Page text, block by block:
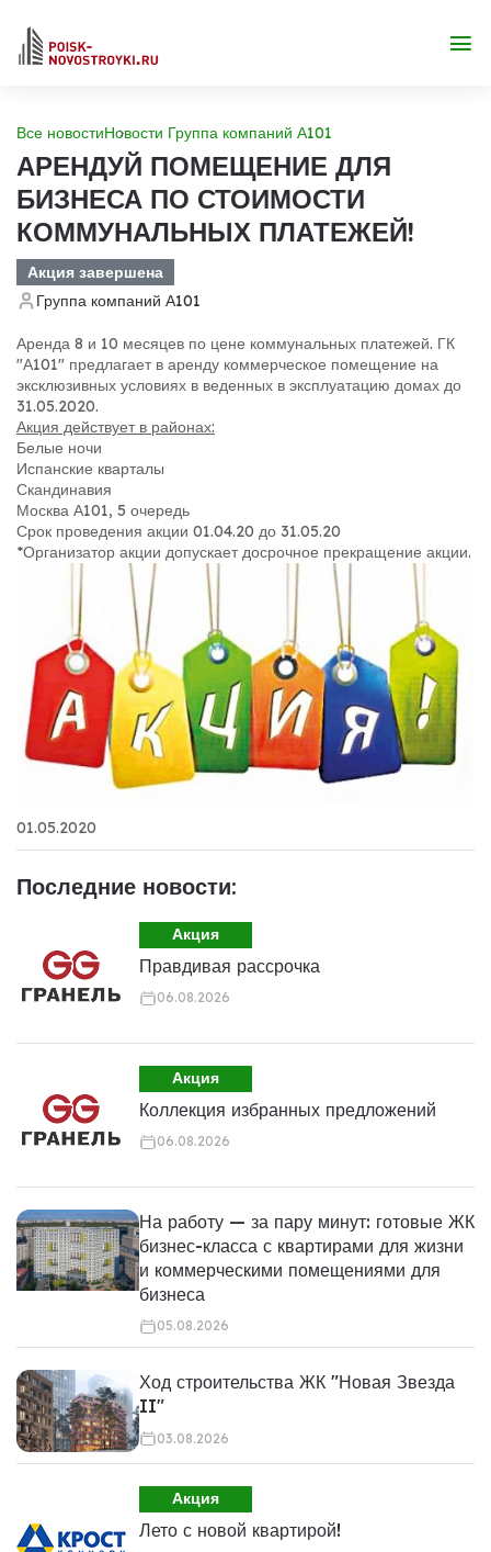
Все новостиНовости Группа компаний А101
АРЕНДУЙ ПОМЕЩЕНИЕ ДЛЯ
БИЗНЕСА ПО СТОИМОСТИ
КОММУНАЛЬНЫХ ПЛАТЕЖЕЙ!
Акция завершена
Группа компаний А101
Аренда 8 и 10 месяцев по цене коммунальных платежей. ГК
"А101" предлагает в аренду коммерческое помещение на
эксклюзивных условиях в веденных в эксплуатацию домах до
31.05.2020.
Акция действует в районах:
Белые ночи
Испанские кварталы
Скандинавия
Москва А101, 5 очередь
Срок проведения акции 01.04.20 до 31.05.20
*Организатор акции допускает досрочное прекращение акции.
01.05.2020
Последние новости:
Акция
Правдивая рассрочка
06.08.2026
Акция
Коллекция избранных предложений
06.08.2026
На работу — за пару минут: готовые ЖК
бизнес-класса с квартирами для жизни
и коммерческими помещениями для
бизнеса
05.08.2026
Ход строительства ЖК "Новая Звезда
II"
03.08.2026
Акция
Лето с новой квартирой!